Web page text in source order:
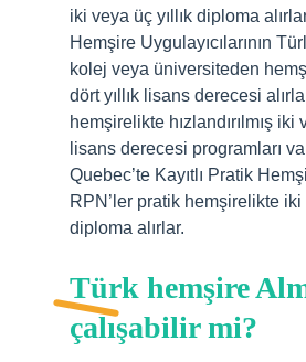
iki veya üç yıllık diploma
Hemşire Uygulayıcılarının
kolej veya üniversiteden
dört yıllık lisans derecesi
hemşirelikte hızlandırılmış iki
lisans derecesi programları
Quebec’te Kayıtlı Pratik
RPN’ler pratik hemşirelikte iki
diploma alırlar.
Türk hemşire
çalışabilir mi?